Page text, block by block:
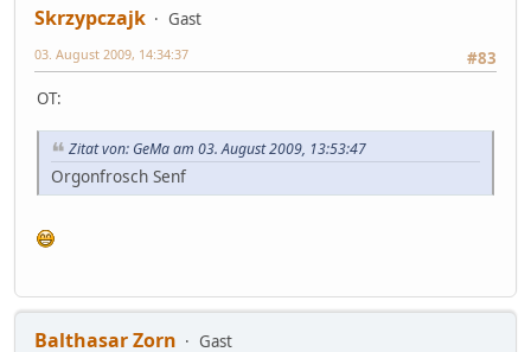
Skrzypczajk
Gast
#83
03. August 2009, 14:34:37
OT:
Zitat von: GeMa am 03. August 2009, 13:53:47
Orgonfrosch Senf
Balthasar Zorn
Gast